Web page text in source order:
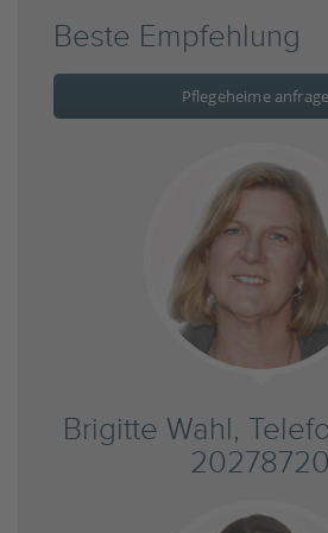
Beste Empfehlung
Pflegeheime
Brigitte Wahl,
20278720